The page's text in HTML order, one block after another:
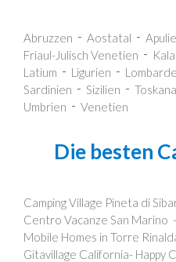
Abruzzen Aostatal
Friaul-Julisch Venetien
Latium
Ligurien
Sardinien
Sizilien Toskana
Umbrien
Venetien
Die besten
Camping Village Pineta di
Centro Vacanze San Marino
Mobile Homes in Torre
Gitavillage California- Happy